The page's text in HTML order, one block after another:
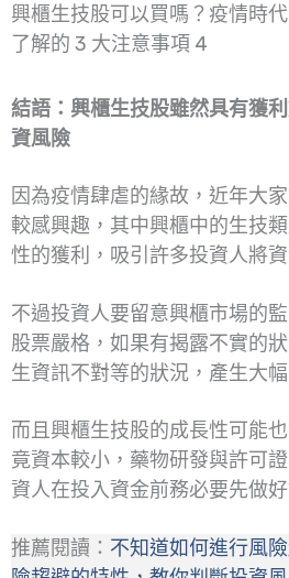
興櫃生技股可以買嗎？疫情時
了解的 3 大注意事項 4
結語：興櫃生技股雖然具有獲
資風險
因為疫情肆虐的緣故，近年大
較感興趣，其中興櫃中的生技
性的獲利，吸引許多投資人將
不過投資人要留意興櫃市場的
股票嚴格，如果有揭露不實的
生資訊不對等的狀況，產生大幅
而且興櫃生技股的成長性可能
竟資本較小，藥物研發與許可
資人在投入資金前務必要先做
推薦閱讀： 不知道如何進行風